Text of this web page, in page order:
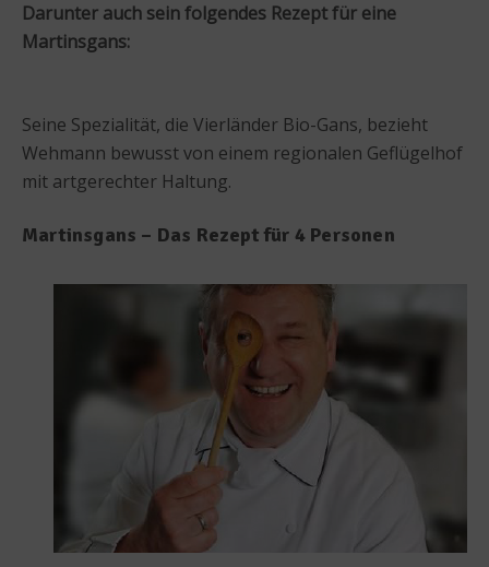
Darunter auch sein folgendes Rezept für eine
Martinsgans:
Seine Spezialität, die Vierländer Bio-Gans, bezieht
Wehmann bewusst von einem regionalen Geflügelhof
mit artgerechter Haltung.
Martinsgans – Das Rezept für 4 Personen